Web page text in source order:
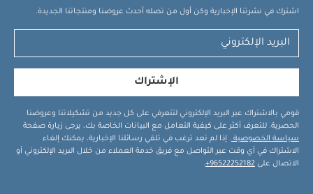
اشترك في نشرتنا الإخبارية وكن أول من تصله أحدث عروضنا ومنتجاتنا الجديدة.
الإشتراك
قومي بالاشتراك عبر البريد الإلكتروني لتتعرفي على كل جديد من تشكيلاتنا وعروضنا
الحصرية. للتعرف أكثر على كيفية التعامل مع البيانات الخاصة بك، يرجى زيارة صفحة
سياسة الخصوصية . إذا لم تعد ترغب في تلقي رسائلنا الإخبارية، يمكنك إلغاء
الاشتراك في أي وقت عبر التواصل مع فريق خدمة العملاء من خلال البريد الإلكتروني أو
الاتصال على 96522252182+
.